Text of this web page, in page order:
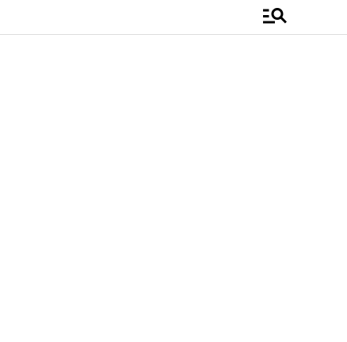
manage_search